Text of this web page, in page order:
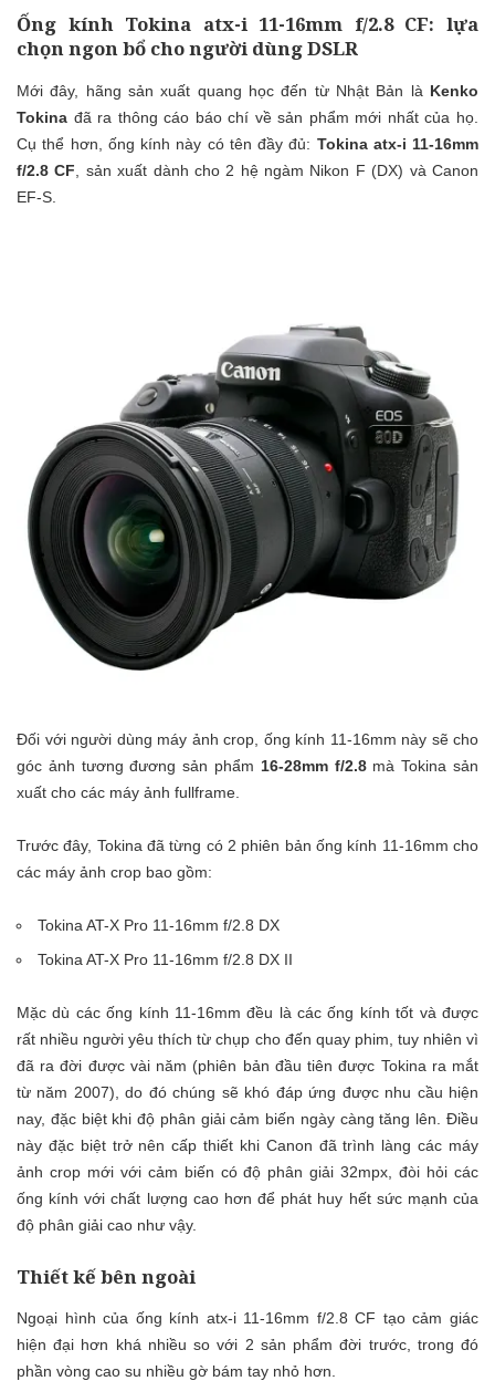
Ống kính Tokina atx-i 11-16mm f/2.8 CF: lựa
chọn ngon bổ cho người dùng DSLR
Mới đây, hãng sản xuất quang học đến từ Nhật Bản là Kenko
Tokina đã ra thông cáo báo chí về sản phẩm mới nhất của họ.
Cụ thể hơn, ống kính này có tên đầy đủ: Tokina atx-i 11-16mm
f/2.8 CF , sản xuất dành cho 2 hệ ngàm Nikon F (DX) và Canon
EF-S.
Đối với người dùng máy ảnh crop, ống kính 11-16mm này sẽ cho
góc ảnh tương đương sản phẩm 16-28mm f/2.8mà Tokina sản
xuất cho các máy ảnh fullframe.
Trước đây, Tokina đã từng có 2 phiên bản ống kính 11-16mm cho
các máy ảnh crop bao gồm:
Tokina AT-X Pro 11-16mm f/2.8 DX
Tokina AT-X Pro 11-16mm f/2.8 DX II
Mặc dù các ống kính 11-16mm đều là các ống kính tốt và được
rất nhiều người yêu thích từ chụp cho đến quay phim, tuy nhiên vì
đã ra đời được vài năm (phiên bản đầu tiên được Tokina ra mắt
từ năm 2007), do đó chúng sẽ khó đáp ứng được nhu cầu hiện
nay, đặc biệt khi độ phân giải cảm biến ngày càng tăng lên. Điều
này đặc biệt trở nên cấp thiết khi Canon đã trình làng các máy
ảnh crop mới với cảm biến có độ phân giải 32mpx, đòi hỏi các
ống kính với chất lượng cao hơn để phát huy hết sức mạnh của
độ phân giải cao như vậy.
Thiết kế bên ngoài
Ngoại hình của ống kính atx-i 11-16mm f/2.8 CF tạo cảm giác
hiện đại hơn khá nhiều so với 2 sản phẩm đời trước, trong đó
phần vòng cao su nhiều gờ bám tay nhỏ hơn.